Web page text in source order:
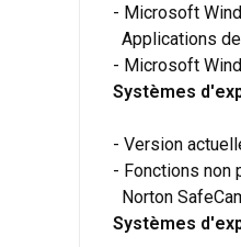
- Microsoft
Applications
- Microsoft
Systèmes
- Version
- Fonctions non
Norton
Systèmes